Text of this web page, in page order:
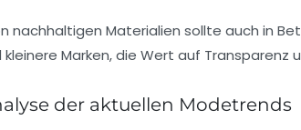
nachhaltigen Materialien sollte auch in
Marken, die Wert auf Transparenz
der aktuellen Modetrends